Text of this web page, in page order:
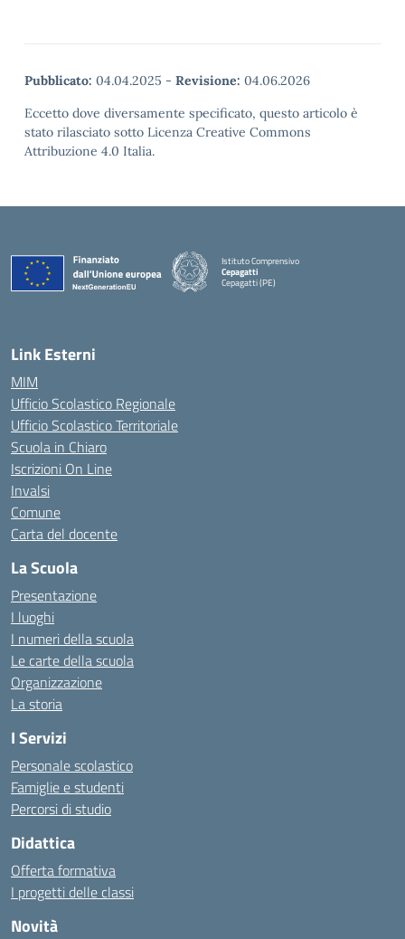
Pubblicato: 04.04.2025 - Revisione: 04.06.2026
Eccetto dove diversamente specificato, questo articolo è
stato rilasciato sotto Licenza Creative Commons
Attribuzione 4.0 Italia.
Istituto Comprensivo
Cepagatti
Cepagatti (PE)
— Visita la pagina iniziale della scuola
Link Esterni
MIM
Ufficio Scolastico Regionale
Ufficio Scolastico Territoriale
Scuola in Chiaro
Iscrizioni On Line
Invalsi
Comune
Carta del docente
La Scuola
Presentazione
I luoghi
I numeri della scuola
Le carte della scuola
Organizzazione
La storia
I Servizi
Personale scolastico
Famiglie e studenti
Percorsi di studio
Didattica
Offerta formativa
I progetti delle classi
Novità